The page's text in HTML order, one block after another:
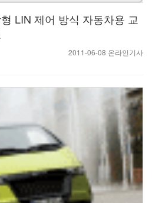
LIN 제어 방식 자동차용 교
2011-06-08 온라인기사